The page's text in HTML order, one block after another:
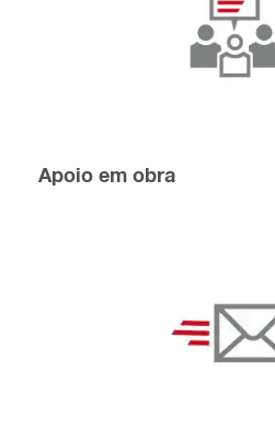
Apoio em obra